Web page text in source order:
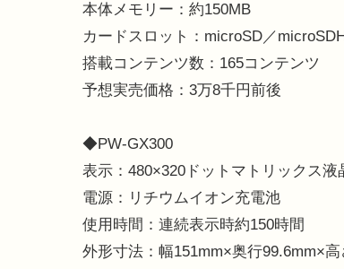
本体メモリー：約150MB
カードスロット：microSD／
搭載コンテンツ数：165コンテンツ
予想実売価格：3万8千円前後
◆PW-GX300
表示：480×320ドットマトリックス液
電源：リチウムイオン充電池
使用時間：連続表示時約150時間
外形寸法：幅151mm×奥行99.6mm×高